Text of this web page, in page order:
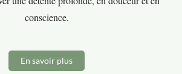
conscience.
En savoir plus